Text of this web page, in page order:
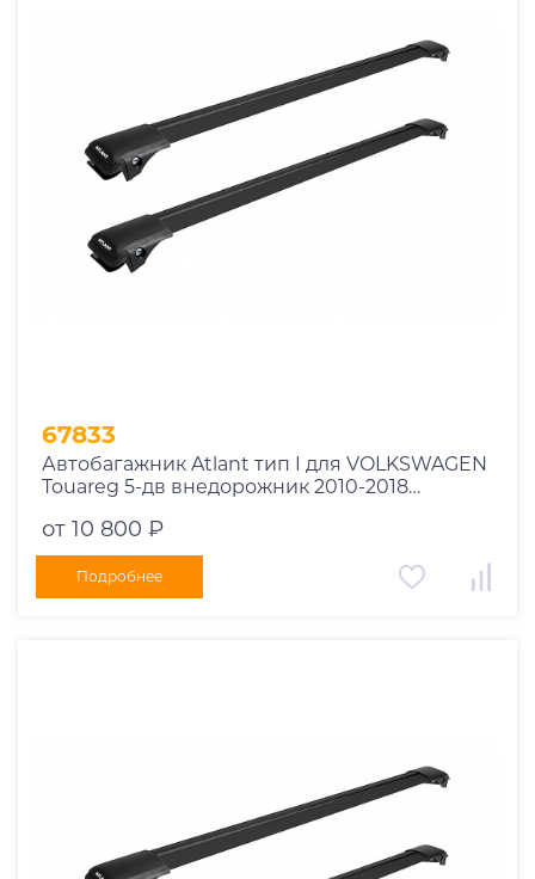
67833
Автобагажник Atlant тип I для VOLKSWAGEN
Touareg 5-дв внедорожник 2010-2018
10002+11116+11115
от 10 800 ₽
Подробнее